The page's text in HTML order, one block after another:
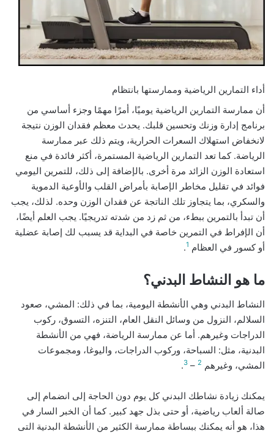
أداء التمارين الرياضية وممارستها بانتظام
أن ممارسة التمارين الرياضية يوميًا، أمرًا مهمًا وجزء أساسي من
برنامج إدارة وزنك وتحسين قلبك. يحدث معظم فقدان الوزن نتيجة
لانخفاض استهلاك السعرات الحرارية، ويتم ذلك عبر ممارسة
الرياضة. كما تعد التمارين الرياضية المستمرة، أكثر فائدة في منع
استعادة الوزن الزائد مرة أخرى. بالإضافة إلى ذلك، للتمرين اليومي
فوائد في تقليل مخاطر الإصابة بأمراض القلب والأوعية الدموية
والسكري، بما يتجاوز تلك الناتجة عن فقدان الوزن وحده. لذلك، يجب
أن تبدأ بالتمرين ببطء، من ثم زد من شدته تدريجيًا. يجب العلم أيضًا،
أن الإفراط في التمرين خاصة في البداية قد يسبب لك إصابة عضلية
أو كسور في العظام 1
.
ما هو النشاط البدني؟
النشاط البدني وهي الأنشطة اليومية، بما في ذلك: المشي، صعود
السلالم، النزول من وسائل النقل العام، التنزه، التسوق، ركوب
الدراجات وغيرهم. أما عن ممارسة الرياضة، فهي من الأنشطة
البدنية، مثل: السباحة، وركوب الدراجات، واليوغا، ومجموعات
المشي، وغيرهم 2
–
3
.
يمكنك زيادة نشاطك البدني كل يوم دون الحاجة إلى انضمام إلى
صالة ألعاب رياضية، أو حتى بذل جهد كبير. كما أن الخبر السار في
هذا، هو أنه يمكنك ببساطة ممارسة الكثير من الأنشطة البدنية التى